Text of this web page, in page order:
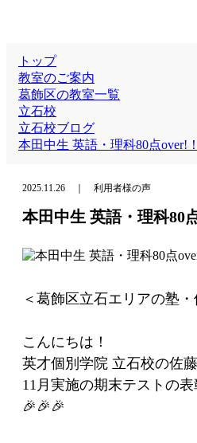
トップ
教室のご案内
葛飾区の教室一覧
立石校
立石校ブログ
本田中生 英語・理科80点over!！
2025.11.26 ｜ 利用者様の声
本田中生 英語・理科80
＜葛飾区立石エリアの塾
こんにちは！
英才個別学院 立石校の佐藤
11月実施の期末テストの
🎉🎉🎉